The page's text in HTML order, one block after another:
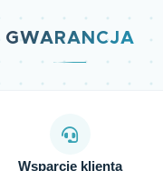
GWARANCJA
Wsparcie klienta